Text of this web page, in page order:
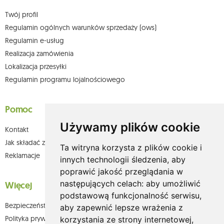
Używamy plików cookie
Ta witryna korzysta z plików cookie i
innych technologii śledzenia, aby
poprawić jakość przeglądania w
następujących celach: aby umożliwić
podstawową funkcjonalność serwisu,
aby zapewnić lepsze wrażenia z
korzystania ze strony internetowej,
Twój profil
Regulamin ogólnych warunków sprzedaży (ows)
Regulamin e-usług
Realizacja zamówienia
Lokalizacja przesyłki
Regulamin programu lojalnościowego
Pomoc
Kontakt
Jak składać zamówienia w sklepie olium.pl?
Reklamacje
Więcej
Bezpieczeństwo płatności
Polityka prywatności